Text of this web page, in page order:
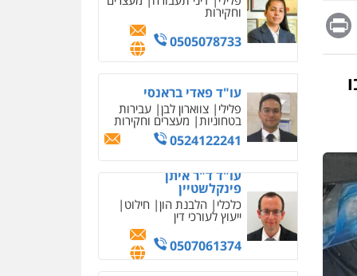
Message
Print
0505078733
פלילי צווארון לבן עבירות
בטחוניות מעצרים וחקירות
0524122241
כלכלי הלבנת הון
ייעוץ לעורכי דין
0507061374
עורך דין תמיר אלטיט
אחסון אתרים
מהירות הגנה גיבוי
תמיכה שירותים מקצועיים
מרכז התחלה חדשה
אסירים עבירות מין
שירותים מקצועיים לעורכי
0544500346
מאיה בלום, עו"ס,
טיפול ושיקום
טיפול בהתמכרויות
שירותים מקצועיים לעורכיאיומים כתובים